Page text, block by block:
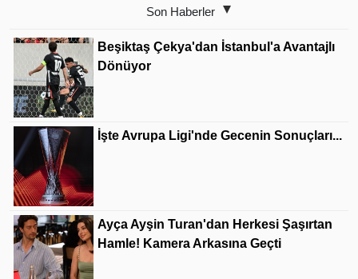
Son Haberler
Beşiktaş Çekya'dan İstanbul'a Avantajlı
Dönüyor
İşte Avrupa Ligi'nde Gecenin Sonuçları...
Ayça Ayşin Turan'dan Herkesi Şaşırtan
Hamle! Kamera Arkasına Geçti